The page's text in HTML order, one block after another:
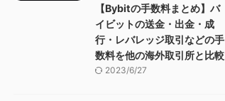
【Bybitの手数料まとめ】バ
イビットの送金・出金・成
行・レバレッジ取引などの手
数料を他の海外取引所と比較
2023/6/27